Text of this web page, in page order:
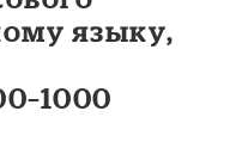
языку,